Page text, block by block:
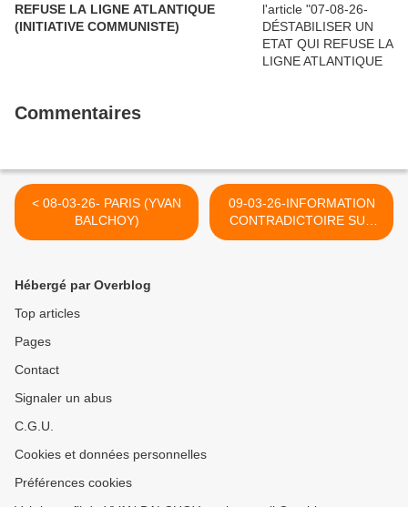
REFUSE LA LIGNE ATLANTIQUE
(INITIATIVE COMMUNISTE)
Commentaires
< 08-03-26- PARIS (YVAN
BALCHOY)
09-03-26-INFORMATION
CONTRADICTOIRE SUR
UN MEDIA AU SERVICE
Hébergé par Overblog
Top articles
Pages
Contact
Signaler un abus
C.G.U.
Cookies et données personnelles
Préférences cookies